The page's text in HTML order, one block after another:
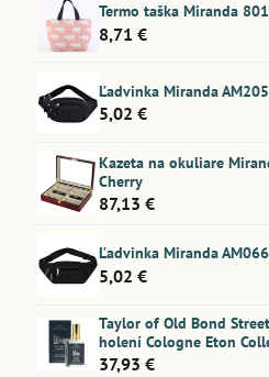
Termo taška Miranda
8,71 €
Ľadvinka Miranda AM205
5,02 €
Kazeta na okuliare
Cherry
87,13 €
Ľadvinka Miranda AM066
5,02 €
Taylor of Old Bond
holení Cologne Eton
37,93 €